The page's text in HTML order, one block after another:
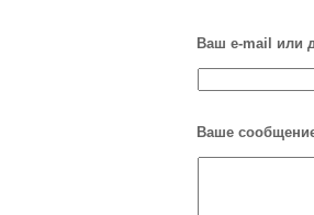
Ваш e-mail или
Ваше